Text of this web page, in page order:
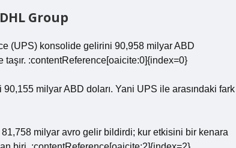
Group
(UPS) konsolide gelirini 90,958 milyar ABD
taşır. :contentReference[oaicite:0]{index=0}
90,155 milyar ABD doları. Yani UPS ile arasındaki fark
milyar avro gelir bildirdi; kur etkisini bir kenara